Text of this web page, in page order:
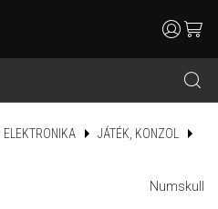
search
usercart
JÁTÉK, KONZOL
Numskull